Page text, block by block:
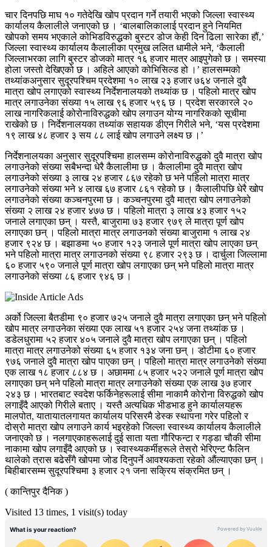
चार दिनपछि माघ १० गतेदेखि खोप प्रदान गर्ने तयारी भएको जिल्ला स्वास्थ्य
कार्यालय कैलालीले जनाएको छ । ‘बालबालिकालाई प्रदान हुने नियमित
खोपको समय भएकाले कोभिडविरुद्धको बुस्टर डोज केही दिन ढिला सारेका हौं,’
जिल्ला स्वास्थ्य कार्यालय कैलालीका प्रमुख ललित धामीले भने, ‘कैलाली
जिल्लाभरका लागि बुस्टर डोजको मात्र १६ हजार मात्र आइपुगेको छ । समस्या
होला जस्तो देखिएको छ । अहिले आएको कोभिसिल्ड हो ।’ हालसम्मको
तथ्यांकअनुसार सुदूरपश्चिम प्रदेशमा १० लाख २३ हजार ७६४ जनाले दुवै
मात्रा खोप लगाएको स्वास्थ्य निर्देशनालयको तथ्यांक छ । पहिलो मात्र खोप
मात्र लगाउनेका संख्या १५ लाख ९६ हजार ५९६ छ । प्रदेश सरकारले २०
लाख नागरिकलाई कोरोनाविरुद्धको खोप लगाउन योग्य नागरिकको सूचीमा
राखेको छ । निर्देशनालयका तथ्यांक सहायक डीएन गिरीले भने, ‘यस प्रदेशमा
१९ लाख ४८ हजार ३ सय ८८ लाई खोप लगाउने लक्ष्य छ ।’
निर्देशनालयका अनुसार सुदूरपश्चिमा हालसम्म कोरोनाविरुद्धको दुवै मात्रा खोप
लगाउनेको संख्या सबैभन्दा धेरै कैलालीमा छ । कैलालीमा दुवै मात्रा खोप
लगाउनेको संख्या ३ लाख २४ हजार ८६७ रहेको छ भने पहिलो मात्रा मात्र
लगाउनेको संख्या भने ४ लाख ६७ हजार ८६१ रहेको छ । कैलालीपछि धेरै खोप
लगाउनेको संख्या कञ्चनपुरमा छ । कञ्चनपुरमा दुवै मात्रा खोप लगाउनेको
संख्या २ लाख २४ हजार ४७७ छ । पहिलो मात्रा ३ लाख ४३ हजार १५२
जनाले लगाएका छन् ।यस्तै, बाजुरामा ७३ हजार ९७९ ले मात्रा पूर्ण खोप
लगाएका छन् । पहिलो मात्रा मात्र लगाउनको संख्या बाजुरामा १ लाख २४
हजार ९२४ छ । बझाङमा ५० हजार १२३ जनाले पूर्ण मात्रा खोप लाएका छन्
भने पहिलो मात्रा मात्र लगाउनको संख्या ९८ हजार २९३ छ । दार्चुला जिल्लामा
६० हजार ५९० जनाले पूर्ण मात्रा खोप लगाएका छन् भने पहिलो मात्रा मात्र
लगाउनेको संख्या ८६ हजार ९४६ छ ।
अर्को जिल्ला बैतडीमा ९० हजार ७२५ जनाले दुवै मात्रा लगाएका छन् भने पहिलो
खोप मात्र लगाउनेका संख्या एक लाख ५१ हजार २५४ जना तथ्यांक छ ।
डडेलधुरामा ५२ हजार ४०५ जनाले दुवै मात्रा खोप लगाएका छन् । पहिलो
मात्रा मात्र लगाउनेको संख्या ६५ हजार १३४ जना छन् । डोटीमा ६० हजार
९७६ जनाले दुवै मात्रा खोप पाएका छन् । पहिलो मात्रा मात्र लगाउनेको संख्या
एक लाख १८ हजार ८८४ छ । अछाममा ८५ हजार ५२२ जनाले पूर्ण मात्रा खोप
लगाएका छन् भने पहिलो मात्रा मात्र लगाउनेको संख्या एक लाख ३७ हजार
२४३ छ । भारतबाट स्वदेश फर्किनेहरूलाई सीमा नाकामै कोरोना विरुद्धको खोप
लगाइँदै आएको गिरीले बताए । यस्तै अत्यधिक भीडभाड हुने कार्यालयहरू
मालपोत, यातायातलगायत कार्यालय परिसरमै डेस्क स्थापना गरेर पहिलो र
दोस्रो मात्रा खोप लगाउने कार्य भइरहेको जिल्ला स्वास्थ्य कार्यालय कैलालीले
जनाएको छ । नलगाएकाहरूलाई दुई साता यता गौरिफन्टा र गड्डा चौकी सीमा
नाकामा खोप लगाइँदै आएको छ । स्वास्थ्यकर्मीहरूले तेस्रो भेरिएन्ट फैलिन
थालेको त्रास बढेसँगै खोपमा जोड दिनुपर्ने आवश्यकता रहेको औंल्याएका छन् ।
बिहीबारसम्म सुदूरपश्चिमा ३ हजार २१ जना सक्रिय संक्रमित छन् ।
( कान्तिपुर दैनिक )
Visited 13 times, 1 visit(s) today